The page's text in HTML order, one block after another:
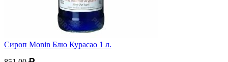
Сироп Monin Блю Курасао 1 л.